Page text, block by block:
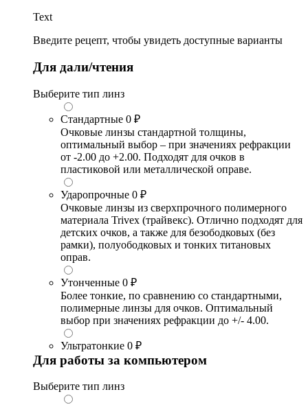
Text
Введите рецепт, чтобы увидеть доступные варианты
Для дали/чтения
Выберите тип линз
Стандартные 0 ₽
Очковые линзы стандартной толщины,
оптимальный выбор – при значениях рефракции
от -2.00 до +2.00. Подходят для очков в
пластиковой или металлической оправе.
Ударопрочные 0 ₽
Очковые линзы из сверхпрочного полимерного
материала Trivex (трайвекс). Отлично подходят для
детских очков, а также для безободковых (без
рамки), полуободковых и тонких титановых
оправ.
Утонченные 0 ₽
Более тонкие, по сравнению со стандартными,
полимерные линзы для очков. Оптимальный
выбор при значениях рефракции до +/- 4.00.
Ультратонкие 0 ₽
Для работы за компьютером
Выберите тип линз